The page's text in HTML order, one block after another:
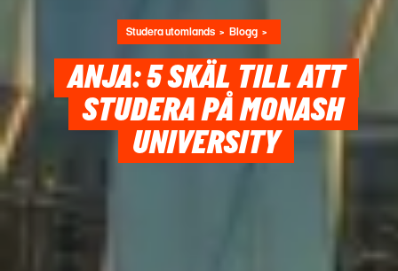
Studera utomlands Blogg
ANJA: 5 SKÄL TILL ATT
STUDERA PÅ MONASH
UNIVERSITY